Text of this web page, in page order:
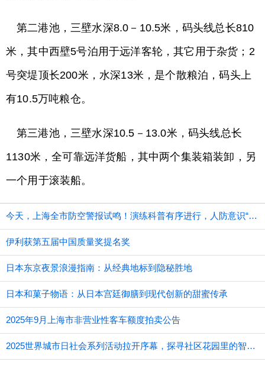
第二港池，三壁水深8.0－10.5米，码头线总长810
米，其中西壁5号泊用于远洋客轮，其它用于杂货；2
号突堤顶长200米，水深13米，是个散粮泊，码头上
有10.5万吨粮仓。
第三港池，三壁水深10.5－13.0米，码头线总长
1130米，全可靠远洋货船，其中两个集装箱装卸，另
一个用于滚装船。
今天，上海全市防空警报试鸣！演练科普有序进行，人防意识“声入人心”
伊利获第五届中国质量奖提名奖
日本东京夜景浪漫指南：从经典地标到隐秘胜地
日本和菓子物语：从日本宫廷御膳到现代创新的甜蜜传承
2025年9月上海市非营业性客车额度拍卖公告
2025世界城市日社会系列活动拉开序幕，探寻社区花园里的智慧应用